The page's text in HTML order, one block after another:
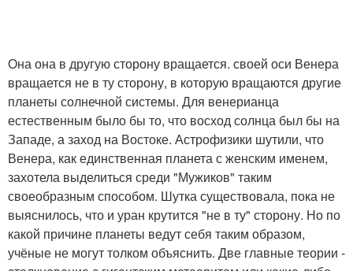
Она она в другую сторону вращается. своей оси Венера
вращается не в ту сторону, в которую вращаются другие
планеты солнечной системы. Для венерианца
естественным было бы то, что восход солнца был бы на
Западе, а заход на Востоке. Астрофизики шутили, что
Венера, как единственная планета с женским именем,
захотела выделиться среди "Мужиков" таким
своеобразным способом. Шутка существовала, пока не
выяснилось, что и уран крутится "не в ту" сторону. Но по
какой причине планеты ведут себя таким образом,
учёные не могут толком объяснить. Две главные теории -